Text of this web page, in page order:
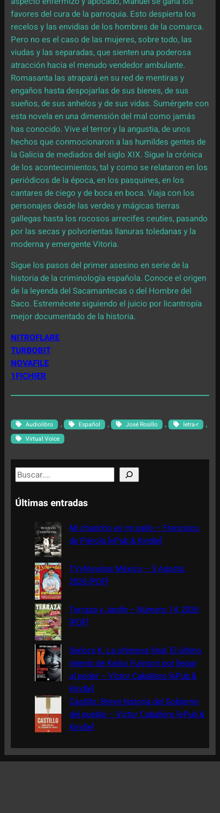
favores del cura de la parroquia. Esto despierta los
recelos y las envidias de los hombres de la comarca.
Pero no es el caso de las mujeres, sobre todo, las
viudas y las separadas, que sienten una poderosa
atracción hacia el menudo vendedor ambulante.
Romasanta las atrapará en su red de mentiras y
engaños hasta despojarlas de sus bienes, de sus
sueños, de sus anhelos y de sus vidas. Sumérgete con
esta novela en una dimensión del mal como jamás
has conocido. Vive el terror y la angustia, de unos
hechos que conmocionaron a las humildes gentes de
la Galicia de mediados del siglo XIX. Sigue la crónica
de los acontecimientos, tal y como se relataron en los
periódicos de la época, en los pasquines, en los
cantares de ciego y de boca en boca. Viaja con los
personajes desde las verdes y mágicas tierras
gallegas hasta los rocosos arrecifes ceutíes, pasando
por las secas y polvorientas llanuras toledanas y la
moderna y emergente Vitoria.
Sigue los pasos del primer asesino en serie de la
historia de la criminología española. Conoce el origen
de la leyenda del Sacamantecas o del Hombre del
Saco. Estremécete siguiendo el juicio por licantropía
mejor documentado de la historia.
NITROFLARE
TURBOBIT
NOVAFILE
1FICHIER
Audiolibro , Español , José Rosillo , letra-r
Virtual Voice
S
e
a
Últimas entradas
Mi chancho es mi gallo – Francisco
de Piérola [ePub & Kindle]
TVyNovelas México – 3 Agosto,
2026 [PDF]
Terraza y Jardín – Número 14, 2026
[PDF]
Señora K. La ofensiva final, El último
intento de Keiko Fujimori por llegar
al poder – Víctor Caballero [ePub &
Kindle]
Castillo: Breve historia del Gobierno
del pueblo – Víctor Caballero [ePub &
Kindle]